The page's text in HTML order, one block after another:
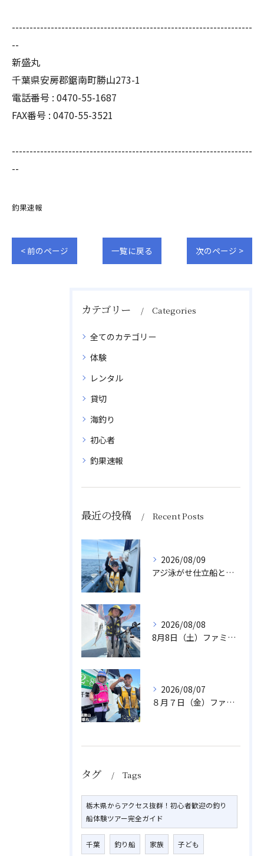
--------------------------------------------------------------------
--
新盛丸
千葉県安房郡鋸南町勝山273-1
電話番号 : 0470-55-1687
FAX番号 : 0470-55-3521
--------------------------------------------------------------------
--
釣果速報
< 前のページ 一覧に戻る 次のページ >
カテゴリー Categories
全てのカテゴリー
体験
レンタル
貸切
海釣り
初心者
釣果速報
最近の投稿 Recent Posts
2026/08/09
アジ泳がせ仕立船とスルメイカ船
2026/08/08
8月8日（土）ファミリーアジ
2026/08/07
８月７日（金）ファミリフィッシング
タグ Tags
栃木県からアクセス抜群！初心者歓迎の釣り
船体験ツアー完全ガイド
千葉 釣り船 家族 子ども